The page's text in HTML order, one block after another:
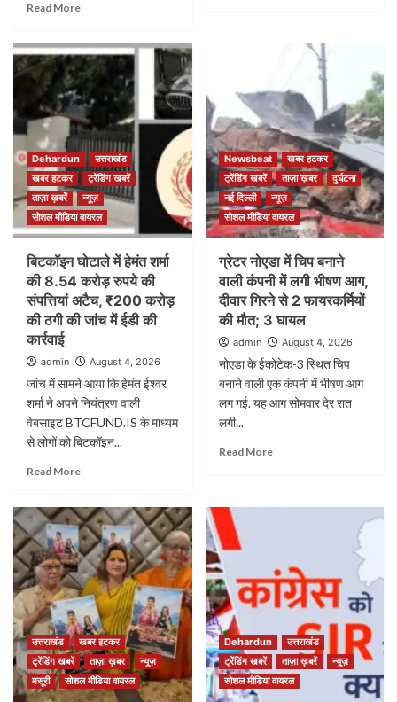
Read More
Dehardun
उत्तराखंड
खबर हटकर
ट्रेंडिंग खबरें
ताज़ा ख़बरें
न्यूज़
सोशल मीडिया वायरल
बिटकॉइन घोटाले में हेमंत शर्मा
की 8.54 करोड़ रुपये की
संपत्तियां अटैच, ₹200 करोड़
की ठगी की जांच में ईडी की
कार्रवाई
admin August 4, 2026
जांच में सामने आया कि हेमंत ईश्वर
शर्मा ने अपने नियंत्रण वाली
वेबसाइट BTCFUND.IS के माध्यम
से लोगों को बिटकॉइन...
Read More
Newsbeat
खबर हटकर
ट्रेंडिंग खबरें
ताज़ा ख़बर
दुर्घटना
नई दिल्ली
न्यूज़
सोशल मीडिया वायरल
ग्रेटर नोएडा में चिप बनाने
वाली कंपनी में लगी भीषण आग,
दीवार गिरने से 2 फायरकर्मियों
की मौत; 3 घायल
admin August 4, 2026
नोएडा के ईकोटेक-3 स्थित चिप
बनाने वाली एक कंपनी में भीषण आग
लग गई. यह आग सोमवार देर रात
लगी...
Read More
उत्तराखंड
खबर हटकर
ट्रेंडिंग खबरें
ताज़ा ख़बर
न्यूज़
मसूरी
सोशल मीडिया वायरल
Dehardun
उत्तराखंड
ट्रेंडिंग खबरें
ताज़ा ख़बरें
न्यूज़
सोशल मीडिया वायरल